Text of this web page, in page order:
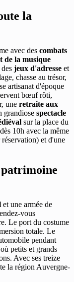
la
avec des combats
de la musique
des jeux d'adresse et
chasse au trésor,
artisanat d'époque
bœuf rôti,
une retraite aux
grandiose spectacle
sur la place du
10h avec la même
réservation) et d'une
patrimoine
et une armée de
vous
Le port du costume
totale. Le
pendant
petits et grands
Avec ses treize
la région Auvergne-